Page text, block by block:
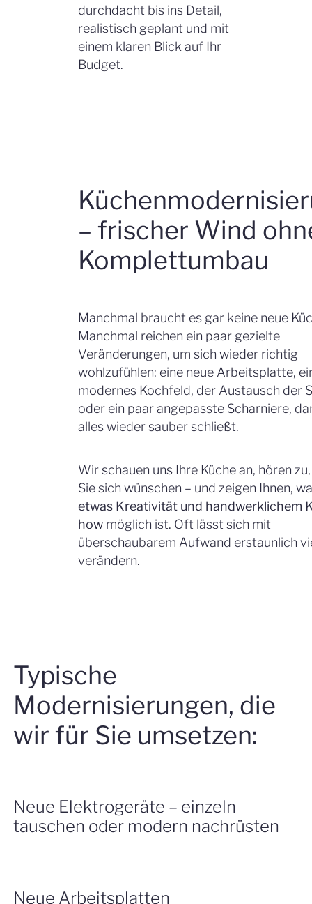
durchdacht bis ins Detail,
realistisch geplant und mit
einem klaren Blick auf Ihr
Budget.
– frischer Wind
Komplettumbau
Manchmal braucht es gar keine neue
Manchmal reichen ein paar gezielte
Veränderungen, um sich wieder richtig
wohlzufühlen: eine neue Arbeitsplatte,
modernes Kochfeld, der Austausch der
oder ein paar angepasste Scharniere,
alles wieder sauber schließt.
Wir schauen uns Ihre Küche an, hören
Sie sich wünschen – und zeigen Ihnen,
etwas Kreativität und handwerklichem
how möglich ist. Oft lässt sich mit
überschaubarem Aufwand erstaunlich
verändern.
Typische
Modernisierungen, die
wir für Sie umsetzen:
Neue Elektrogeräte – einzeln
tauschen oder modern nachrüsten
weiter – und aktuelle Geräte können spürbar
Neue Arbeitsplatten